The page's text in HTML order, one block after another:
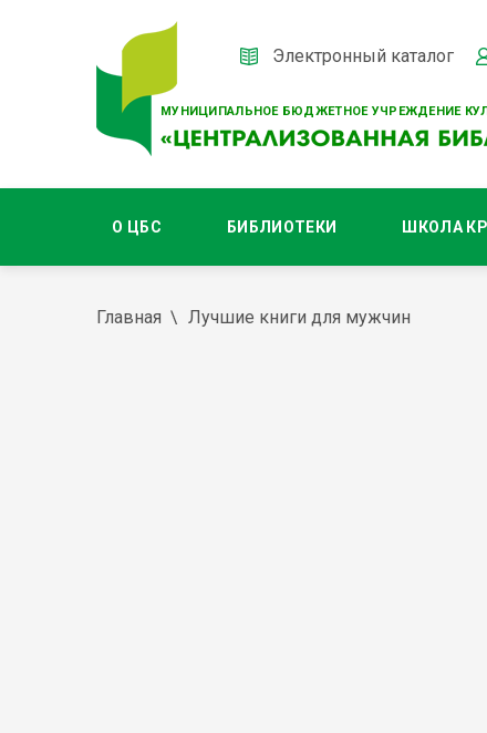
МУНИЦИПАЛЬНОЕ БЮДЖЕТНОЕ УЧРЕЖДЕНИЕ
Электронный каталог
О ЦБС БИБЛИОТЕКИ ШКОЛА
Главная Лучшие книги для мужчин